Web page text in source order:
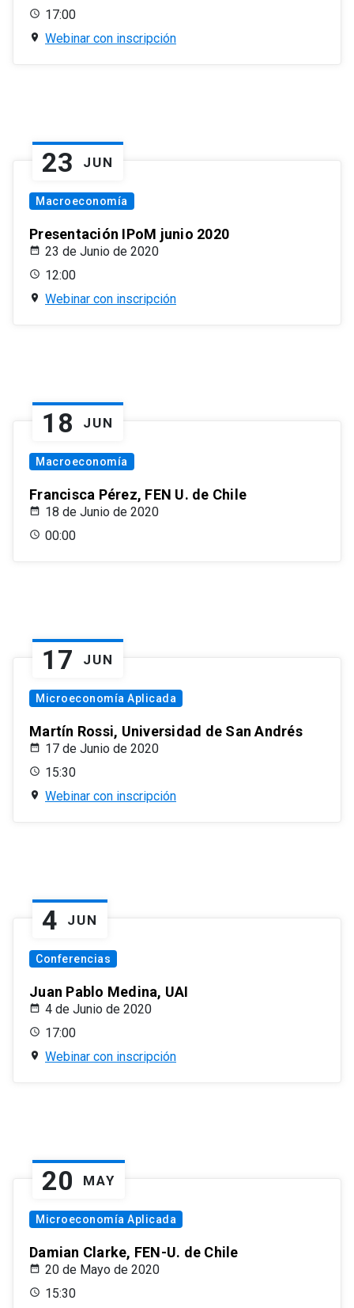
17:00
Webinar con inscripción
23 JUN
Macroeconomía
Presentación IPoM junio 2020
23 de Junio de 2020
12:00
Webinar con inscripción
18 JUN
Macroeconomía
Francisca Pérez, FEN U. de Chile
18 de Junio de 2020
00:00
17 JUN
Microeconomía Aplicada
Martín Rossi, Universidad de San Andrés
17 de Junio de 2020
15:30
Webinar con inscripción
4 JUN
Conferencias
Juan Pablo Medina, UAI
4 de Junio de 2020
17:00
Webinar con inscripción
20 MAY
Microeconomía Aplicada
Damian Clarke, FEN-U. de Chile
20 de Mayo de 2020
15:30